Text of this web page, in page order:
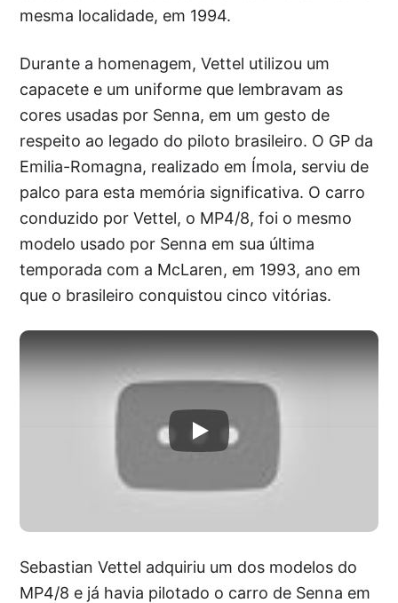
mesma localidade, em 1994.
Durante a homenagem, Vettel utilizou um
capacete e um uniforme que lembravam as
cores usadas por Senna, em um gesto de
respeito ao legado do piloto brasileiro. O GP da
Emilia-Romagna, realizado em Ímola, serviu de
palco para esta memória significativa. O carro
conduzido por Vettel, o MP4/8, foi o mesmo
modelo usado por Senna em sua última
temporada com a McLaren, em 1993, ano em
que o brasileiro conquistou cinco vitórias.
Sebastian Vettel adquiriu um dos modelos do
MP4/8 e já havia pilotado o carro de Senna em